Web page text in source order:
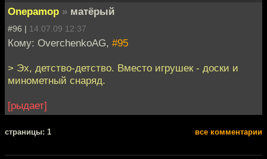
Onepamop » матёрый
#96 | 14.07.09 12:37
Кому: OverchenkoAG, #95
> Эх, детство-детство. Вместо игрушек - доски и
минометный снаряд.
[рыдает]
cтраницы: 1 все комментарии